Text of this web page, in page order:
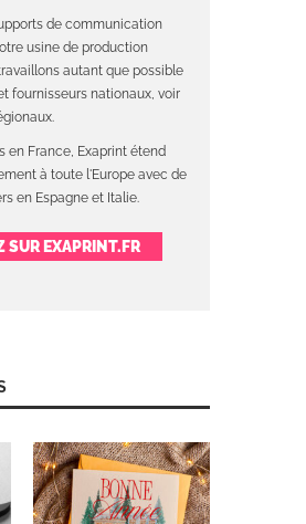
de communication
usine de production
autant que possible
fournisseurs nationaux, voir
en France, Exaprint étend
à toute l'Europe avec de
en Espagne et Italie.
SUR EXAPRINT.FR